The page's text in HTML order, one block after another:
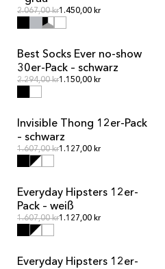
Normalpreis
2.067,00 krNormalpreis
1.450,00 kr
MULTIPACK-ANGEBOT
Best Socks Ever no-show
30er-Pack – schwarz
Normalpreis
2.294,00 krNormalpreis
1.150,00 kr
MULTIPACK-ANGEBOT
Invisible Thong 12er-Pack
– schwarz
Normalpreis
1.607,00 krNormalpreis
1.127,00 kr
MULTIPACK-ANGEBOT
Everyday Hipsters 12er-
Pack – weiß
Normalpreis
1.607,00 krNormalpreis
1.127,00 kr
MULTIPACK-ANGEBOT
Everyday Hipsters 12er-